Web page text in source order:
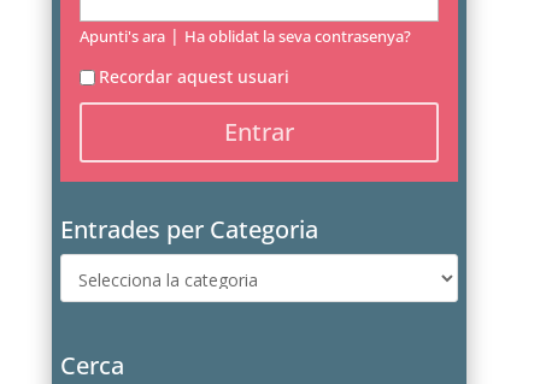
Apunti's ara | Ha oblidat la seva contrasenya?
Recordar aquest usuari
Entrades per Categoria
per
Cerca